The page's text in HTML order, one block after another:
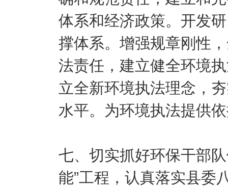
体系和经济政策。开发
撑体系。增强规章刚性
法责任，建立健全环境
立全新环境执法理念，
水平。为环境执法提供
七、切实抓好环保干部
能”工程，认真落实县委